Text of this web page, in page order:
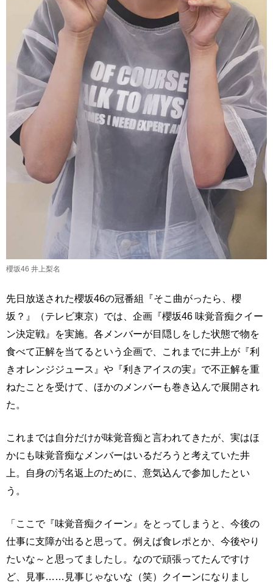
櫻坂46 井上梨名
先日放送された櫻坂46の冠番組『そこ曲がったら、櫻
坂？』（テレビ東京）では、企画『櫻坂46 味覚音痴クイー
ン決定戦』を実施。各メンバーが目隠しをした状態で物を
食べて正解を当てるという企画で、これまでに井上が『利
きオレンジジュース』や『利きアイスの実』で不正解を重
ねたことを受けて、ほかのメンバーも巻き込んで展開され
た。
これまでは自分だけが味覚音痴と言われてきたが、実はほ
かにも味覚音痴なメンバーはいるだろうと考えていた井
上。自身の汚名返上のために、意気込んで参加したとい
う。
「ここで『味覚音痴クイーン』をとってしまうと、今後の
仕事に支障が出ると思って。例えば食レポとか、今後やり
たいな～と思ってましたし。なので頑張ってたんですけ
ど、見事……見事じゃないな（笑）クイーンになりまし